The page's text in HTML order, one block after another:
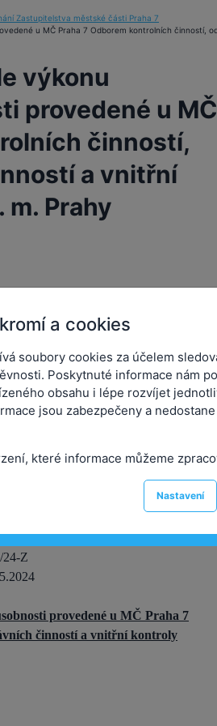
Zastupitelstva městské části Praha 7
u MČ Praha 7 Odborem kontrolních činností,
výkonu
provedené u MČ
činností,
a vnitřní
Prahy
působnosti
činností,
hl. m. Prahy
Předkladatel:Čižinský Jan, Mgr.
ČÁSTI PRAHA 7
části Praha 7
24-Z
provedené u MČ Praha 7
činností a vnitřní kontroly
a cookies
soubory cookies za účelem
Poskytnuté informace nám
obsahu i lépe rozvíjet
jsou zabezpečeny a
které informace můžeme
Nastavení